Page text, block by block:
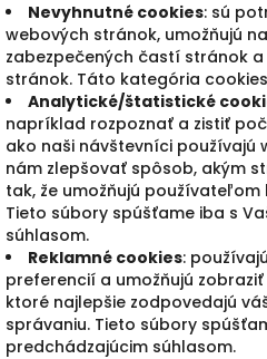
Nevyhnutné cookies: sú
webových stránok, umožňujú
zabezpečených častí stránok
stránok. Táto kategória
Analytické/štatistické
napríklad rozpoznať a zistiť
ako naši návštevníci používajú
nám zlepšovať spôsob, akým
tak, že umožňujú
Tieto súbory spúšťame iba s
súhlasom.
Reklamné cookies:
preferencií a umožňujú
ktoré najlepšie zodpovedajú
správaniu. Tieto súbory
predchádzajúcim súhlasom.